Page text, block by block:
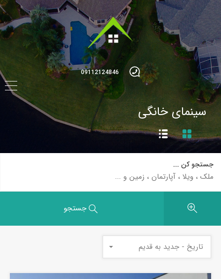
09112124846
سینمای خانگی
جستجو کن ...
جستجو
تاریخ - جدید به قدیم